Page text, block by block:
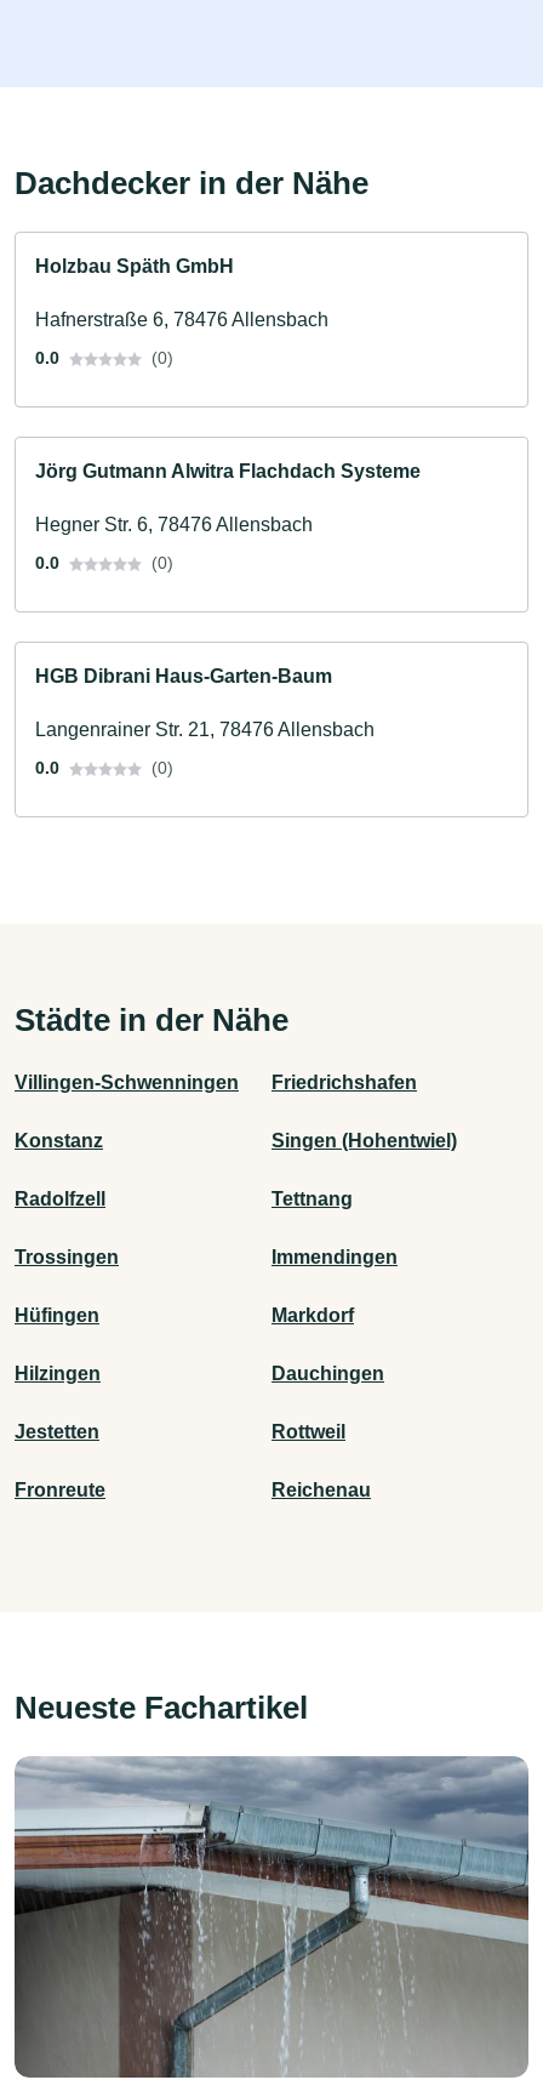
Dachdecker in der Nähe
Holzbau Späth GmbH
Hafnerstraße 6, 78476 Allensbach
0.0 (0)
Jörg Gutmann Alwitra Flachdach Systeme
Hegner Str. 6, 78476 Allensbach
0.0 (0)
HGB Dibrani Haus-Garten-Baum
Langenrainer Str. 21, 78476 Allensbach
0.0 (0)
Städte in der Nähe
Villingen-Schwenningen Friedrichshafen
Konstanz Singen (Hohentwiel)
Radolfzell Tettnang
Trossingen Immendingen
Hüfingen Markdorf
Hilzingen Dauchingen
Jestetten Rottweil
Fronreute Reichenau
Neueste Fachartikel